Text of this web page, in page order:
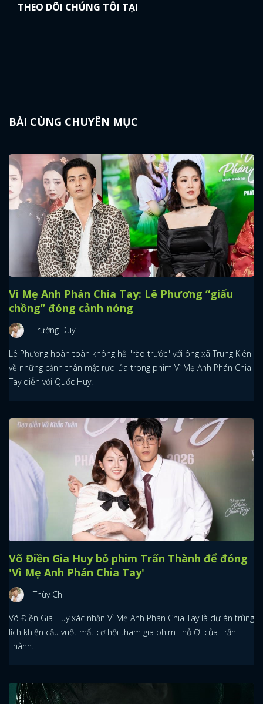
THEO DÕI CHÚNG TÔI TẠI
BÀI CÙNG CHUYÊN MỤC
Vì Mẹ Anh Phán Chia Tay: Lê Phương “giấu
chồng” đóng cảnh nóng
Trường Duy
Lê Phương hoàn toàn không hề "rào trước" với ông xã Trung Kiên
về những cảnh thân mật rực lửa trong phim Vì Mẹ Anh Phán Chia
Tay diễn với Quốc Huy.
Võ Điền Gia Huy bỏ phim Trấn Thành để đóng
'Vì Mẹ Anh Phán Chia Tay'
Thùy Chi
Võ Điền Gia Huy xác nhận Vì Mẹ Anh Phán Chia Tay là dự án trùng
lịch khiến cậu vuột mất cơ hội tham gia phim Thỏ Ơi của Trấn
Thành.